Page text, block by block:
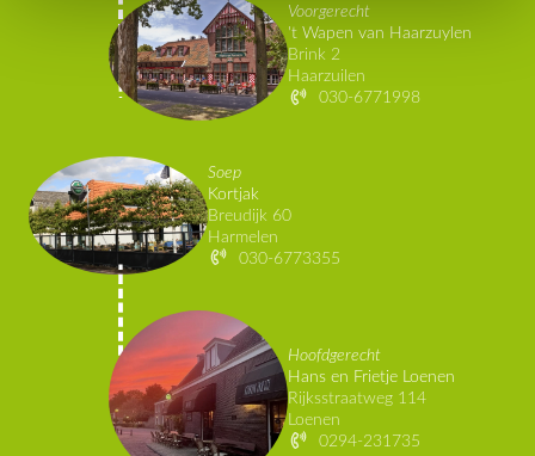
Voorgerecht
't Wapen van Haarzuylen
Brink 2
Haarzuilen
030-6771998
Soep
Kortjak
Breudijk 60
Harmelen
030-6773355
Hoofdgerecht
Hans en Frietje Loenen
Rijksstraatweg 114
Loenen
0294-231735